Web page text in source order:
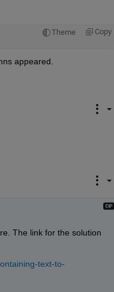
Theme Copy
appeared.
The link for the solution
text-to-